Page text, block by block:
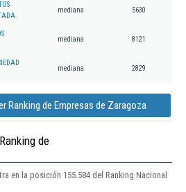
mediana 5630
mediana 8121
mediana 2829
Ranking de Empresas de Zaragoza
de
en la posición 155.584 del Ranking Nacional